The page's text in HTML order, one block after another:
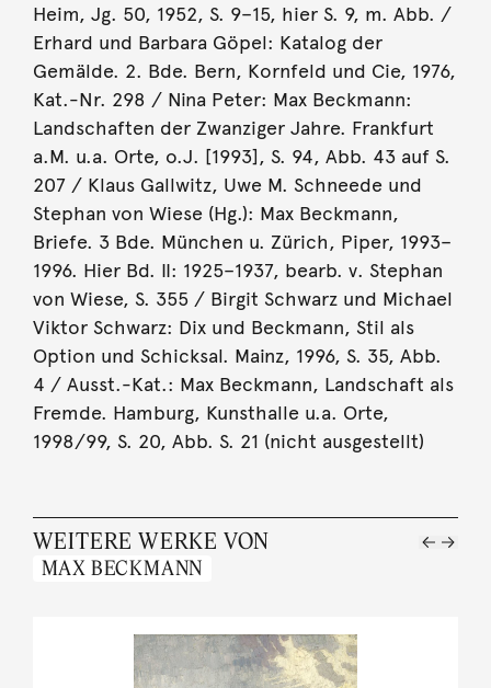
Heim, Jg. 50, 1952, S. 9–15, hier S. 9, m. Abb. /
Erhard und Barbara Göpel: Katalog der
Gemälde. 2. Bde. Bern, Kornfeld und Cie, 1976,
Kat.-Nr. 298 / Nina Peter: Max Beckmann:
Landschaften der Zwanziger Jahre. Frankfurt
a.M. u.a. Orte, o.J. [1993], S. 94, Abb. 43 auf S.
207 / Klaus Gallwitz, Uwe M. Schneede und
Stephan von Wiese (Hg.): Max Beckmann,
Briefe. 3 Bde. München u. Zürich, Piper, 1993–
1996. Hier Bd. II: 1925–1937, bearb. v. Stephan
von Wiese, S. 355 / Birgit Schwarz und Michael
Viktor Schwarz: Dix und Beckmann, Stil als
Option und Schicksal. Mainz, 1996, S. 35, Abb.
4 / Ausst.-Kat.: Max Beckmann, Landschaft als
Fremde. Hamburg, Kunsthalle u.a. Orte,
1998/99, S. 20, Abb. S. 21 (nicht ausgestellt)
WEITERE WERKE VON
MAX BECKMANN